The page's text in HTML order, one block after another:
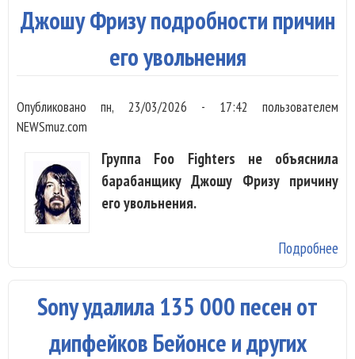
Джошу Фризу подробности причин
его увольнения
Опубликованопн, 23/03/2026 - 17:42 пользователем
NEWSmuz.com
Группа Foo Fighters не объяснила
барабанщику Джошу Фризу причину
его увольнения.
Подробнее
Sony удалила 135 000 песен от
дипфейков Бейонсе и других